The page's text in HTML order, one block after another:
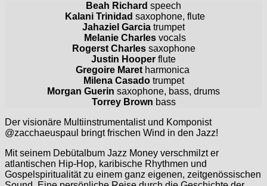
Beah Richard speech
Kalani Trinidad saxophone, flute
Jahaziel Garcia trumpet
Melanie Charlesvocals
Rogerst Charlessaxophone
Justin Hooper flute
Gregoire Maret harmonica
Milena Casadotrumpet
Morgan Guerin saxophone, bass, drums
Torrey Brown bass
Der visionäre Multiinstrumentalist und Komponist
@zacchaeuspaul bringt frischen Wind in den Jazz!
Mit seinem Debütalbum Jazz Money verschmilzt er
atlantischen Hip-Hop, karibische Rhythmen und
Gospelspiritualität zu einem ganz eigenen, zeitgenössischen